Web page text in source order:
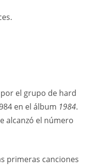
el grupo de hard
en el álbum 1984.
alcanzó el número
primeras canciones